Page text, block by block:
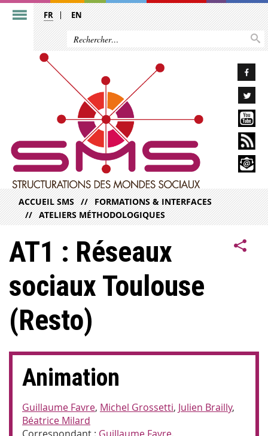
FR EN
ACCUEIL SMS
FORMATIONS & INTERFACES
ATELIERS MÉTHODOLOGIQUES
AT1 : Réseaux
sociaux Toulouse
(Resto)
Animation
Guillaume Favre, Michel Grossetti, Julien Brailly,
Béatrice Milard
,